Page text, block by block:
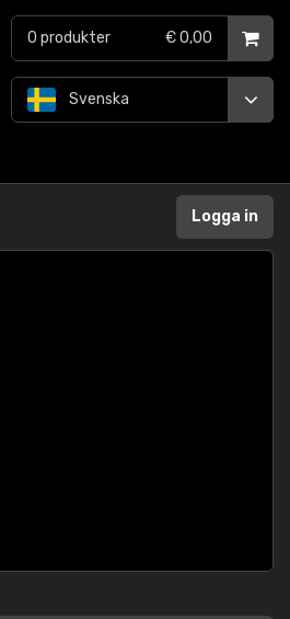
Svenska
0 produkter € 0,00
Logga in